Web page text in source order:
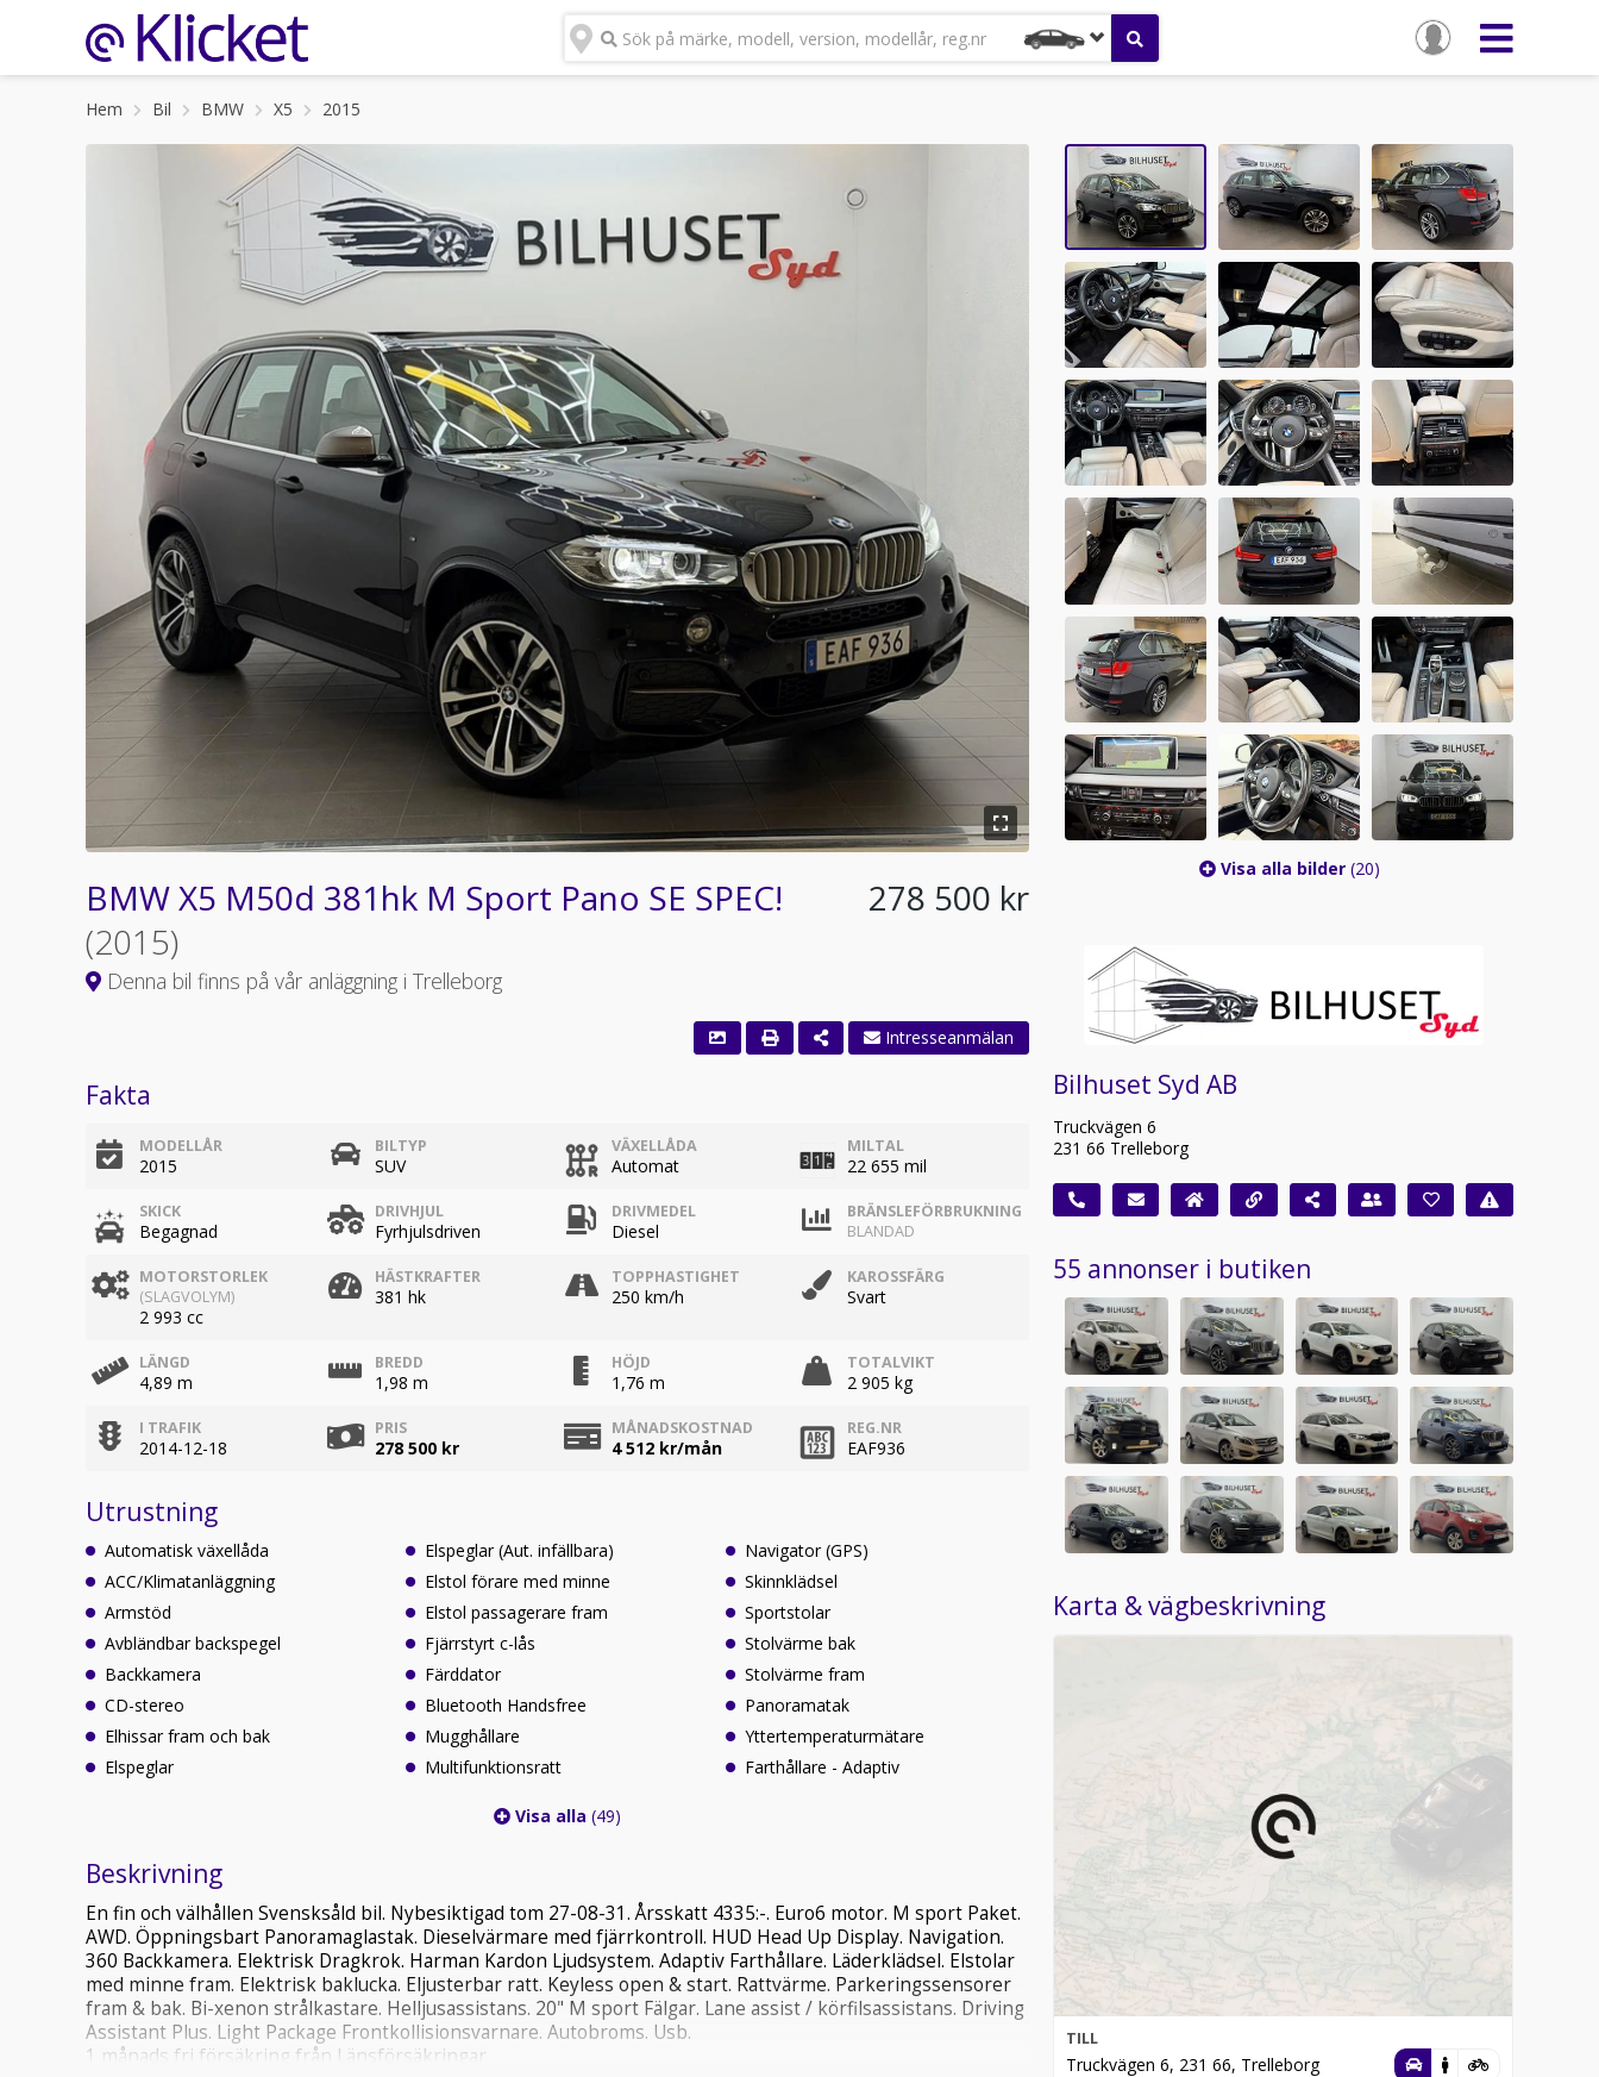
Sök på märke, modell, version, modellår, reg.nr
Hem Bil BMW X5 2015
BMW X5 M50d 381hk M Sport Pano SE SPEC!
(2015)
Denna bil finns på vår anläggning i Trelleborg
278 500 kr
Fakta
MODELLÅR
2015
BILTYP
SUV
VÄXELLÅDA
Automat
MILTAL
22 655 mil
SKICK
Begagnad
DRIVHJUL
Fyrhjulsdriven
DRIVMEDEL
Diesel
BRÄNSLEFÖRBRUKNING
BLANDAD
MOTORSTORLEK
(SLAGVOLYM)
2 993 cc
HÄSTKRAFTER
381 hk
TOPPHASTIGHET
250 km/h
KAROSSFÄRG
Svart
LÄNGD
4,89 m
BREDD
1,98 m
HÖJD
1,76 m
TOTALVIKT
2 905 kg
I TRAFIK
2014-12-18
PRIS
278 500 kr
MÅNADSKOSTNAD
4 512kr/mån
REG.NR
EAF936
Utrustning
Automatisk växellåda
ACC/Klimatanläggning
Armstöd
Avbländbar backspegel
Backkamera
CD-stereo
Elhissar fram och bak
Elspeglar
Elspeglar (Aut. infällbara)
Elstol förare med minne
Elstol passagerare fram
Fjärrstyrt c-lås
Färddator
Bluetooth Handsfree
Mugghållare
Multifunktionsratt
Navigator (GPS)
Skinnklädsel
Sportstolar
Stolvärme bak
Stolvärme fram
Panoramatak
Yttertemperaturmätare
Farthållare - Adaptiv
Visa alla(49)
Beskrivning
En fin och välhållen Svensksåld bil. Nybesiktigad tom 27-08-31. Årsskatt 4335:-. Euro6 motor. M sport Paket.
AWD. Öppningsbart Panoramaglastak. Dieselvärmare med fjärrkontroll. HUD Head Up Display. Navigation.
360 Backkamera. Elektrisk Dragkrok. Harman Kardon Ljudsystem. Adaptiv Farthållare. Läderklädsel. Elstolar
med minne fram. Elektrisk baklucka. Eljusterbar ratt. Keyless open & start. Rattvärme. Parkeringssensorer
fram & bak. Bi-xenon strålkastare. Helljusassistans. 20" M sport Fälgar. Lane assist / körfilsassistans. Driving
Assistant Plus. Light Package Frontkollisionsvarnare. Autobroms. Usb.
1 månads fri försäkring från Länsförsäkringar
Visa alla bilder (20)
Bilhuset Syd AB
Truckvägen 6
231 66 Trelleborg
55 annonser i butiken
Karta & vägbeskrivning
TILL
Truckvägen 6, 231 66, Trelleborg